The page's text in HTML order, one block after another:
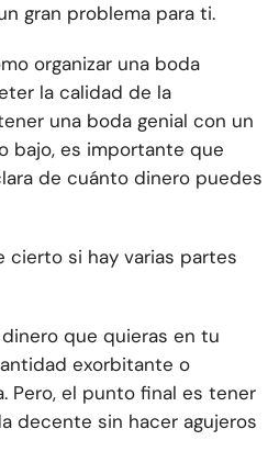
gran problema para ti.
organizar una boda
la calidad de la
una boda genial con un
bajo, es importante que
de cuánto dinero puedes
cierto si hay varias partes
que quieras en tu
exorbitante o
Pero, el punto final es tener
decente sin hacer agujeros